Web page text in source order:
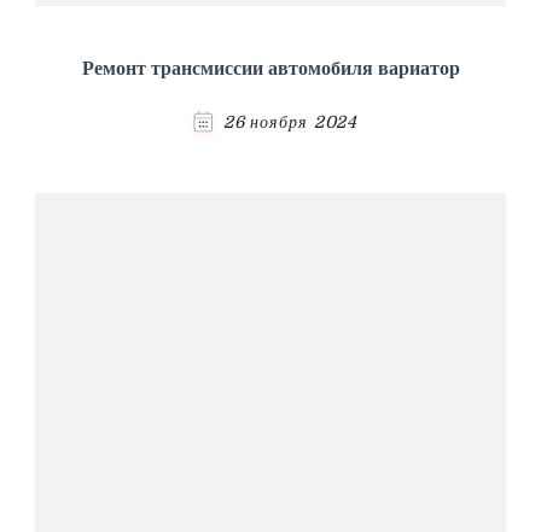
Ремонт трансмиссии автомобиля вариатор
26 ноября 2024